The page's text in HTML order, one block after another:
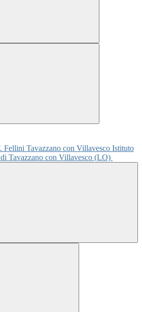
Istituto
di Tavazzano con Villavesco (LO)